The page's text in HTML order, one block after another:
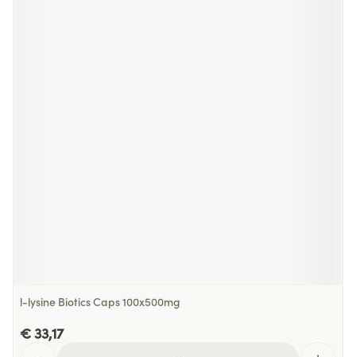
l-lysine Biotics Caps 100x500mg
€ 33,17